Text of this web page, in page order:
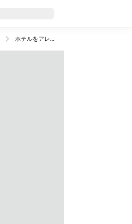
ホテルをアレンジできるフリープラン！ウィーンを拠点に自分だけの旅を楽しもう